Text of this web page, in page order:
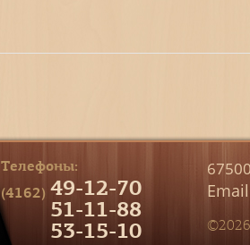
Телефоны:
(4162) 49-12-70
51-11-88
53-15-10